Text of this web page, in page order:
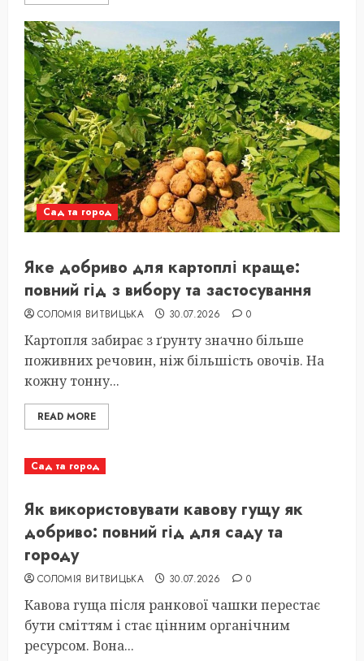
Сад та город
Яке добриво для картоплі краще:
повний гід з вибору та застосування
СОЛОМІЯ ВИТВИЦЬКА 30.07.2026 0
Картопля забирає з ґрунту значно більше
поживних речовин, ніж більшість овочів. На
кожну тонну...
READ MORE
Сад та город
Як використовувати кавову гущу як
добриво: повний гід для саду та
городу
СОЛОМІЯ ВИТВИЦЬКА 30.07.2026 0
Кавова гуща після ранкової чашки перестає
бути сміттям і стає цінним органічним
ресурсом. Вона...